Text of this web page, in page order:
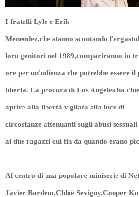
I fratelli Lyle e Erik
Menendez,che stanno scontando
loro genitori nel 1989,compariranno in
ore per un'udienza che potrebbe essere il
libertà. La procura di Los Angeles ha
aprire alla libertà vigilata alla luce di
circostanze attenuanti sugli abusi
ai due ragazzi cui fin da quando erano
Al centro di una popolare miniserie di
Javier Bardem,Chloë Sevigny,Cooper